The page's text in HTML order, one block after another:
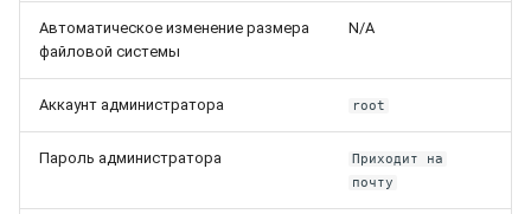
Автоматическое изменение размера
файловой системы
N/A
Аккаунт администратора root
Пароль администратора
Приходит на
почту